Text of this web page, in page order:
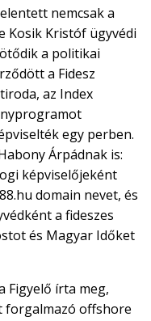
nemcsak a
Kosik Kristóf ügyvédi
a politikai
a Fidesz
az Index
egy perben.
Árpádnak is:
képviselőjeként
domain nevet, és
a fideszes
és Magyar Időket
Figyelő írta meg,
forgalmazó offshore